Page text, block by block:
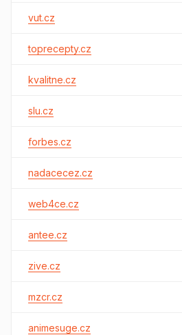
vut.cz
toprecepty.cz
kvalitne.cz
slu.cz
forbes.cz
nadacecez.cz
web4ce.cz
antee.cz
zive.cz
mzcr.cz
animesuge.cz